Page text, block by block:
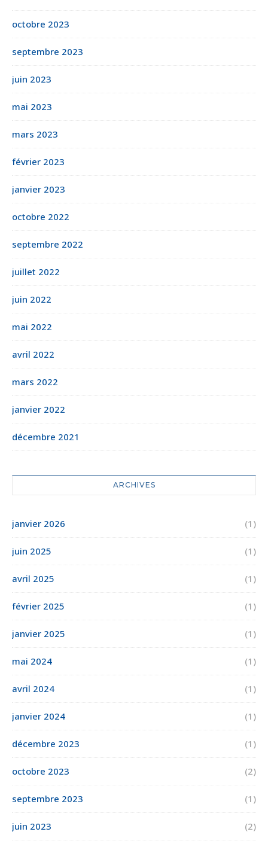
octobre 2023
septembre 2023
juin 2023
mai 2023
mars 2023
février 2023
janvier 2023
octobre 2022
septembre 2022
juillet 2022
juin 2022
mai 2022
avril 2022
mars 2022
janvier 2022
décembre 2021
ARCHIVES
janvier 2026 (1)
juin 2025 (1)
avril 2025 (1)
février 2025 (1)
janvier 2025 (1)
mai 2024 (1)
avril 2024 (1)
janvier 2024 (1)
décembre 2023 (1)
octobre 2023 (2)
septembre 2023 (1)
juin 2023 (2)